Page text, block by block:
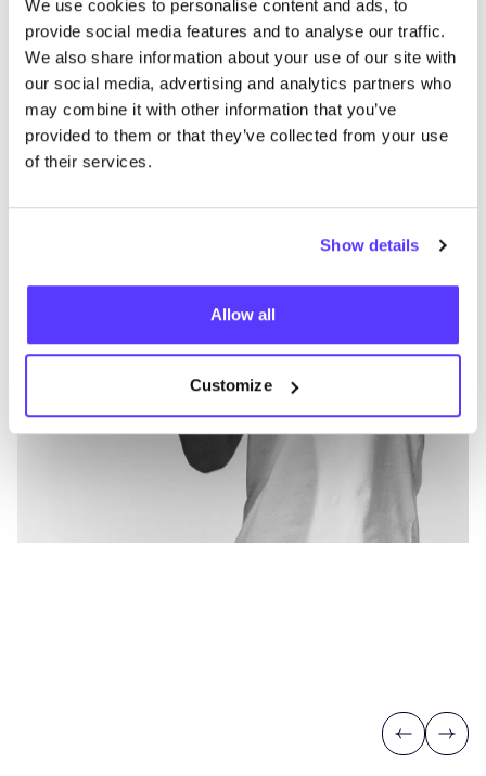
We use cookies to personalise content and ads, to
provide social media features and to analyse our traffic.
We also share information about your use of our site with
our social media, advertising and analytics partners who
may combine it with other information that you’ve
provided to them or that they’ve collected from your use
of their services.
Show details
Allow all
Customize
Autres marques
Selected Homme
Vêtements Jeans / Denim
Previous
Next